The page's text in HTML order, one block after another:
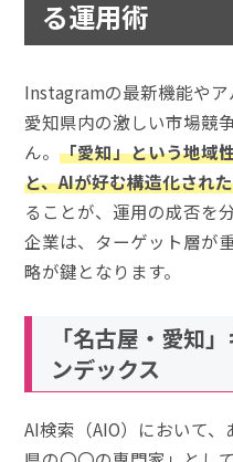
る運用術
Instagramの最新機能やア
愛知県内の激しい市場競
ん。「愛知」という地域
と、AIが好む構造化され
ることが、運用の成否を
企業は、ターゲット層が
略が鍵となります。
「名古屋・愛知
ンデックス
AI検索（AIO）において